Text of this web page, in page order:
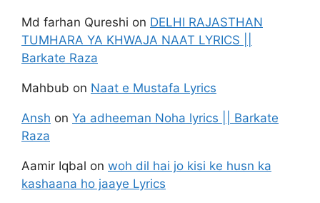
Md farhan Qureshi on DELHI RAJASTHAN
TUMHARA YA KHWAJA NAAT LYRICS ||
Barkate Raza
Mahbub on Naat e Mustafa Lyrics
Ansh on Ya adheeman Noha lyrics || Barkate
Raza
Aamir Iqbal on woh dil hai jo kisi ke husn ka
kashaana ho jaaye Lyrics